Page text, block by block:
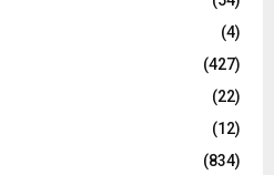
(4)
(427)
(22)
(12)
(834)